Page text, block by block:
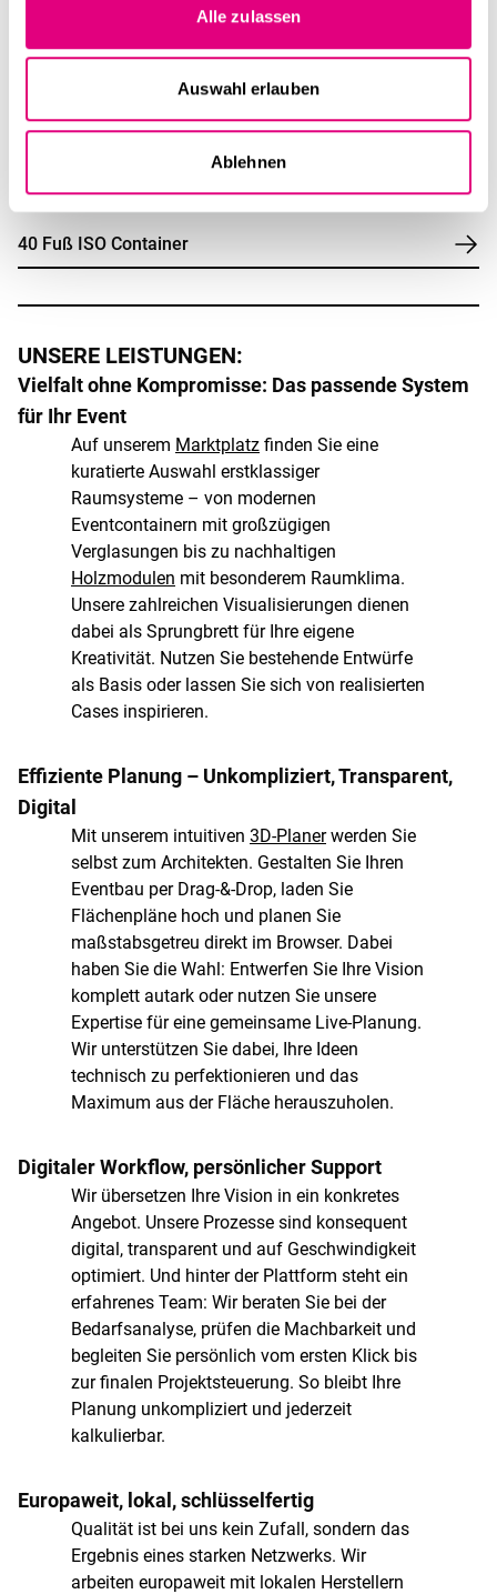
Alle zulassen
Auswahl erlauben
Ablehnen
30,04 m² ~28,3 m² 2,59 m 1 Stk.
40 Fuß ISO Container
UNSERE LEISTUNGEN:
Vielfalt ohne Kompromisse: Das passende System
für Ihr Event
Auf unserem Marktplatz finden Sie eine
kuratierte Auswahl erstklassiger
Raumsysteme – von modernen
Eventcontainern mit großzügigen
Verglasungen bis zu nachhaltigen
Holzmodulen mit besonderem Raumklima.
Unsere zahlreichen Visualisierungen dienen
dabei als Sprungbrett für Ihre eigene
Kreativität. Nutzen Sie bestehende Entwürfe
als Basis oder lassen Sie sich von realisierten
Cases inspirieren.
Effiziente Planung – Unkompliziert, Transparent,
Digital
Mit unserem intuitiven 3D-Planerwerden Sie
selbst zum Architekten. Gestalten Sie Ihren
Eventbau per Drag-&-Drop, laden Sie
Flächenpläne hoch und planen Sie
maßstabsgetreu direkt im Browser. Dabei
haben Sie die Wahl: Entwerfen Sie Ihre Vision
komplett autark oder nutzen Sie unsere
Expertise für eine gemeinsame Live-Planung.
Wir unterstützen Sie dabei, Ihre Ideen
technisch zu perfektionieren und das
Maximum aus der Fläche herauszuholen.
Digitaler Workflow, persönlicher Support
Wir übersetzen Ihre Vision in ein konkretes
Angebot. Unsere Prozesse sind konsequent
digital, transparent und auf Geschwindigkeit
optimiert. Und hinter der Plattform steht ein
erfahrenes Team: Wir beraten Sie bei der
Bedarfsanalyse, prüfen die Machbarkeit und
begleiten Sie persönlich vom ersten Klick bis
zur finalen Projektsteuerung. So bleibt Ihre
Planung unkompliziert und jederzeit
kalkulierbar.
Europaweit, lokal, schlüsselfertig
Qualität ist bei uns kein Zufall, sondern das
Ergebnis eines starken Netzwerks. Wir
arbeiten europaweit mit lokalen Herstellern